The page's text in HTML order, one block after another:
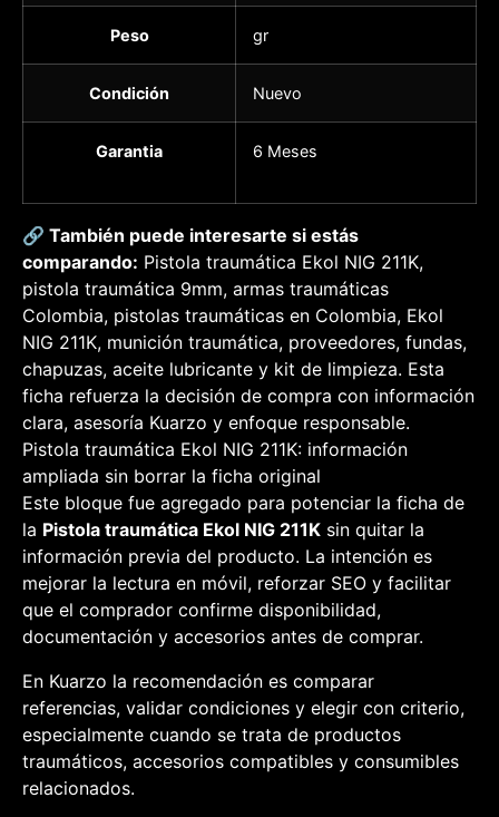
Peso gr
Condición Nuevo
Garantia 6 Meses
🔗 También puede interesarte si estás
comparando: Pistola traumática Ekol NIG 211K,
pistola traumática 9mm, armas traumáticas
Colombia, pistolas traumáticas en Colombia, Ekol
NIG 211K, munición traumática, proveedores, fundas,
chapuzas, aceite lubricante y kit de limpieza. Esta
ficha refuerza la decisión de compra con información
clara, asesoría Kuarzo y enfoque responsable.
Pistola traumática Ekol NIG 211K: información
ampliada sin borrar la ficha original
Este bloque fue agregado para potenciar la ficha de
la Pistola traumática Ekol NIG 211K sin quitar la
información previa del producto. La intención es
mejorar la lectura en móvil, reforzar SEO y facilitar
que el comprador confirme disponibilidad,
documentación y accesorios antes de comprar.
En Kuarzo la recomendación es comparar
referencias, validar condiciones y elegir con criterio,
especialmente cuando se trata de productos
traumáticos, accesorios compatibles y consumibles
relacionados.